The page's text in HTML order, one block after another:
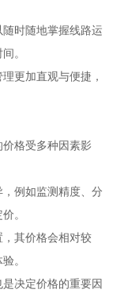
时随地掌握线路运
。
更加直观与便捷，
格受多种因素影
例如监测精度、分
。
其价格会相对较
。
决定价格的重要因